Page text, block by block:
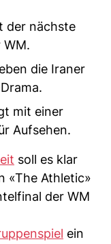
der nächste
WM.
die Iraner
mit einer
Aufsehen.
soll es klar
«The Athletic»
der WM
ein